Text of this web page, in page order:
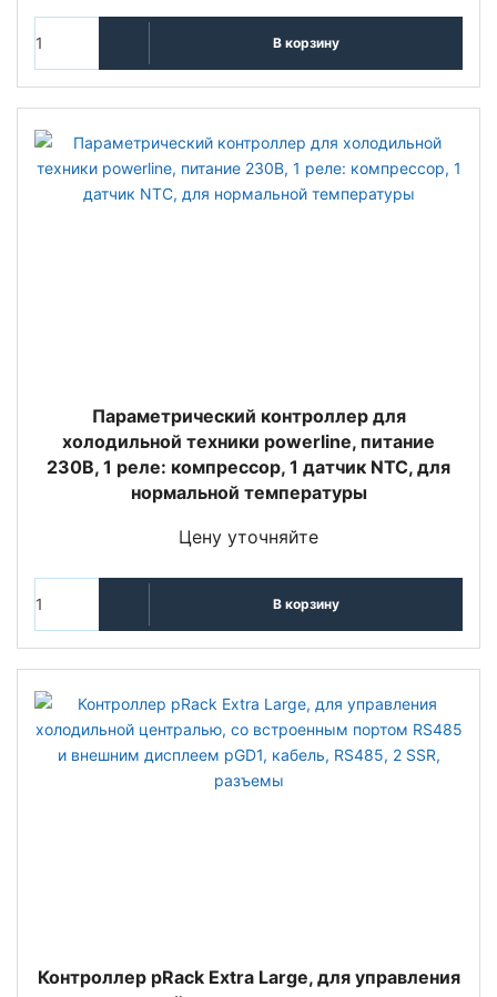
В корзину
Параметрический контроллер для
холодильной техники powerline, питание
230В, 1 реле: компрессор, 1 датчик NTC, для
нормальной температуры
Цену уточняйте
В корзину
Контроллер pRack Extra Large, для управления